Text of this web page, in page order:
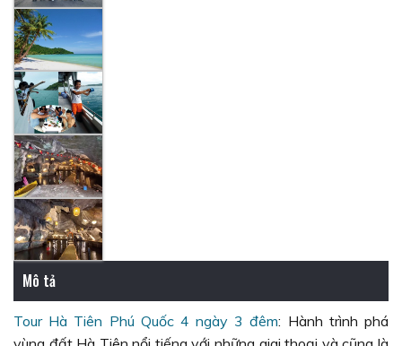
Mô tả
Tour Hà Tiên Phú Quốc 4 ngày 3 đêm: Hành trình phá